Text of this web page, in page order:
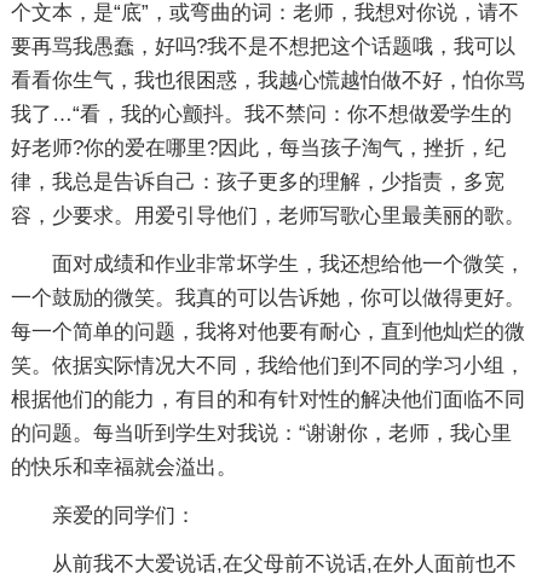
个文本，是“底”，或弯曲的词：老师，我想对你说，请不
要再骂我愚蠢，好吗?我不是不想把这个话题哦，我可以
看看你生气，我也很困惑，我越心慌越怕做不好，怕你骂
我了…“看，我的心颤抖。我不禁问：你不想做爱学生的
好老师?你的爱在哪里?因此，每当孩子淘气，挫折，纪
律，我总是告诉自己：孩子更多的理解，少指责，多宽
容，少要求。用爱引导他们，老师写歌心里最美丽的歌。
面对成绩和作业非常坏学生，我还想给他一个微笑，
一个鼓励的微笑。我真的可以告诉她，你可以做得更好。
每一个简单的问题，我将对他要有耐心，直到他灿烂的微
笑。依据实际情况大不同，我给他们到不同的学习小组，
根据他们的能力，有目的和有针对性的解决他们面临不同
的问题。每当听到学生对我说：“谢谢你，老师，我心里
的快乐和幸福就会溢出。
亲爱的同学们：
从前我不大爱说话,在父母前不说话,在外人面前也不